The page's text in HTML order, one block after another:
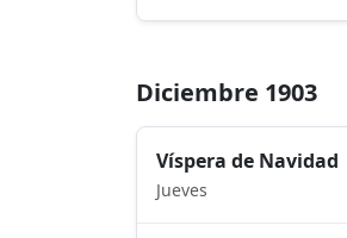
Diciembre 1903
Víspera de Navidad
Jueves